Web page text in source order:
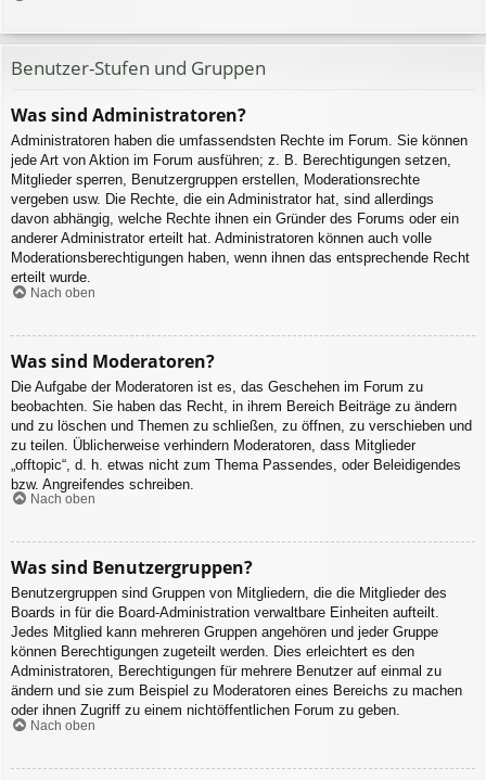
Benutzer-Stufen und Gruppen
Was sind Administratoren?
Administratoren haben die umfassendsten Rechte im Forum. Sie können
jede Art von Aktion im Forum ausführen; z. B. Berechtigungen setzen,
Mitglieder sperren, Benutzergruppen erstellen, Moderationsrechte
vergeben usw. Die Rechte, die ein Administrator hat, sind allerdings
davon abhängig, welche Rechte ihnen ein Gründer des Forums oder ein
anderer Administrator erteilt hat. Administratoren können auch volle
Moderationsberechtigungen haben, wenn ihnen das entsprechende Recht
erteilt wurde.
Nach oben
Was sind Moderatoren?
Die Aufgabe der Moderatoren ist es, das Geschehen im Forum zu
beobachten. Sie haben das Recht, in ihrem Bereich Beiträge zu ändern
und zu löschen und Themen zu schließen, zu öffnen, zu verschieben und
zu teilen. Üblicherweise verhindern Moderatoren, dass Mitglieder
„offtopic“, d. h. etwas nicht zum Thema Passendes, oder Beleidigendes
bzw. Angreifendes schreiben.
Nach oben
Was sind Benutzergruppen?
Benutzergruppen sind Gruppen von Mitgliedern, die die Mitglieder des
Boards in für die Board-Administration verwaltbare Einheiten aufteilt.
Jedes Mitglied kann mehreren Gruppen angehören und jeder Gruppe
können Berechtigungen zugeteilt werden. Dies erleichtert es den
Administratoren, Berechtigungen für mehrere Benutzer auf einmal zu
ändern und sie zum Beispiel zu Moderatoren eines Bereichs zu machen
oder ihnen Zugriff zu einem nichtöffentlichen Forum zu geben.
Nach oben